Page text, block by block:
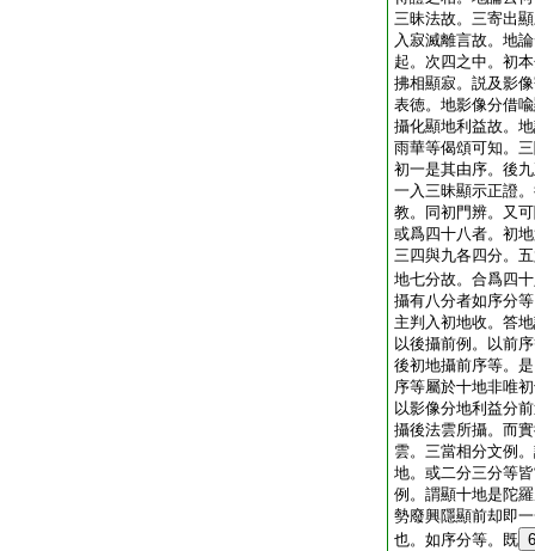
三昧法故。三寄出
入寂滅離言故。地
起。次四之中。初
拂相顯寂。説及影
表徳。地影像分借
攝化顯地利益故。
雨華等偈頌可知。
初一是其由序。後
一入三昧顯示正證
教。同初門辨。又
或爲四十八者。初
三四與九各四分。
地七分故。合爲四
攝有八分者如序分
主判入初地收。答
以後攝前例。以前
後初地攝前序等。
序等屬於十地非唯
以影像分地利益分
攝後法雲所攝。而
雲。三當相分文例
地。或二分三分等
例。謂顯十地是陀
勢廢興隱顯前却即
也。如序分等。既 6